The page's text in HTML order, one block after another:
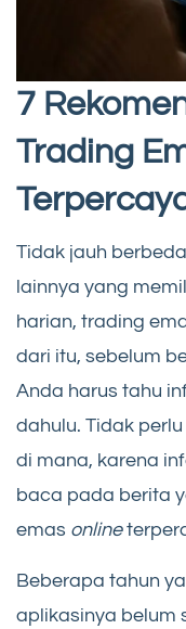
7
Trading
Tidak jauh
lainnya yang
harian, trading
dari itu, sebelum
Anda harus tahu
dahulu. Tidak
di mana, karena
baca pada berita
emas online
Beberapa tahun
aplikasinya belum